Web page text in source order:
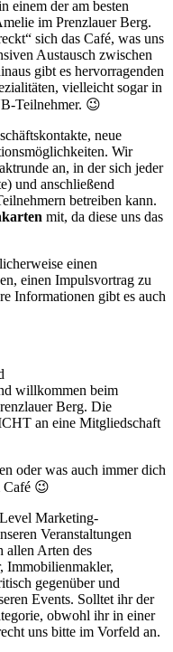
einem der am besten
im Prenzlauer Berg.
sich das Café, was uns
Austausch zwischen
gibt es hervorragenden
vielleicht sogar in
Teilnehmer. 😉
neue
Wir
an, in der sich jeder
und anschließend
betreiben kann.
mit, da diese uns das
einen
einen Impulsvortrag zu
Informationen gibt es auch
willkommen beim
Berg. Die
an eine Mitgliedschaft
oder was auch immer dich
Café 😉
Marketing-
Veranstaltungen
allen Arten des
Immobilienmakler,
gegenüber und
Events. Solltet ihr der
obwohl ihr in einer
uns bitte im Vorfeld an.